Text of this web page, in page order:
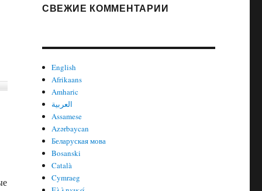
СВЕЖИЕ КОММЕНТАРИИ
English
Afrikaans
Amharic
العربية
Assamese
Azərbaycan
Беларуская мова
Bosanski
Català
Cymraeg